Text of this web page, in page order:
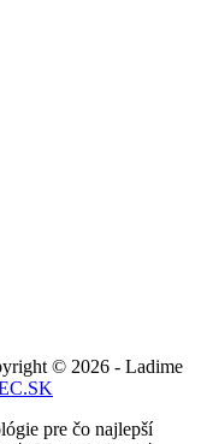
© 2026 - Ladime
pre čo najlepší